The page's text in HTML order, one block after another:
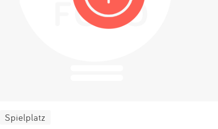
Kontakt
Impressum
Spielplatz